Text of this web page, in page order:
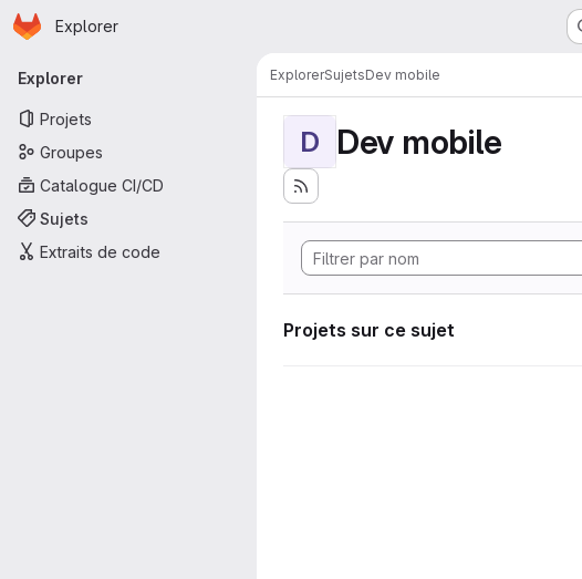
Passer au contenu principal
Page d'accueil
Explorer
Navigation principale
Explorer
Projets
Groupes
Catalogue CI/CD
Sujets
Extraits de code
ExplorerSujetsDev mobile
D Dev mobile
Projets sur ce sujet